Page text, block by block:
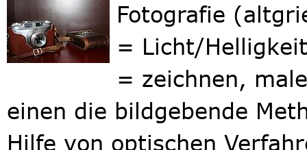
Fotografie
= Licht/
= zeichnen,
einen die bildgebende
Hilfe von optischen